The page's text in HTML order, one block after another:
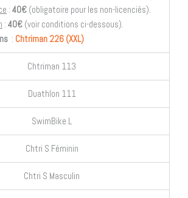
: 40€ (obligatoire pour les non-licenciés).
: 40€ (voir conditions ci-dessous).
: Chtriman 226 (XXL)
Chtriman 113
Duathlon 111
SwimBike L
Chtri S Féminin
Chtri S Masculin